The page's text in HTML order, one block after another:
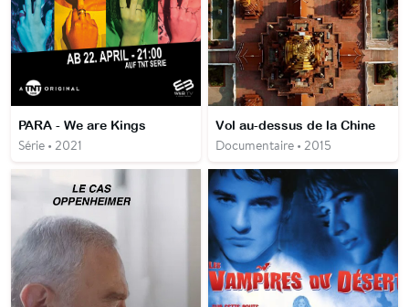
PARA - We are Kings
Série • 2021
Vol au-dessus de la Chine
Documentaire • 2015